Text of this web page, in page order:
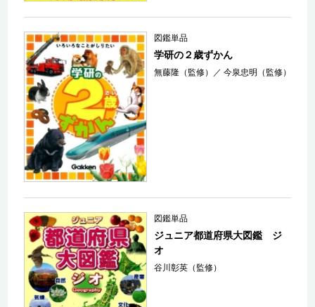
図鑑単品
学研の２歳ずかん
無藤隆（監修） ／今泉忠明（監修）
図鑑単品
ジュニア都道府県大図鑑 ジ
オ
谷川彰英（監修）